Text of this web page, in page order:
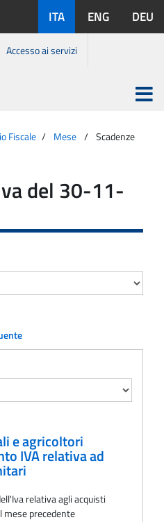
disponibili:
ITA ENG DEU
Accesso ai servizi
Apri
menu
Fiscale Mese
Scadenze
del 30-11-
e agricoltori
IVA relativa ad
relativa agli acquisti
precedente